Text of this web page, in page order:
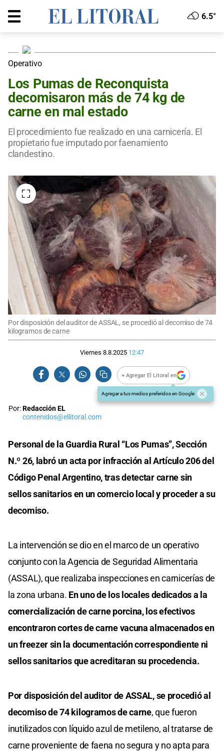
6.5°
Operativo
Los Pumas de Reconquista
decomisaron más de 74 kg de
carne en mal estado
El procedimiento fue realizado en una carnicería. El
propietario fue imputado por faenamiento
clandestino.
Por disposición del auditor de ASSAL, se procedió al decomiso de 74
kilogramos de carne
Viernes 8.8.2025 12:47
+ Agregar El Litoral en
Agregar a tus medios preferidos en Google
Por:Redacción EL
contenidos@ellitoral.com
Personal de la Guardia Rural “Los Pumas”, Sección
N.º 26, labró un acta por infracción al Artículo 206 del
Código Penal Argentino, tras detectar carne sin
sellos sanitarios en un comercio local y proceder a su
decomiso.
La intervención se dio en el marco de un operativo
conjunto con la Agencia de Seguridad Alimentaria
(ASSAL), que realizaba inspecciones en carnicerías de
la zona urbana. En uno de los locales dedicados a la
comercialización de carne porcina, los efectivos
encontraron cortes de carne vacuna almacenados en
un freezer sin la documentación correspondiente ni
sellos sanitarios que acreditaran su procedencia.
Por disposición del auditor de ASSAL, se procedió al
decomiso de 74 kilogramos de carne, que fueron
inutilizados con líquido azul de metileno, al tratarse de
carne proveniente de faena no segura y no apta para